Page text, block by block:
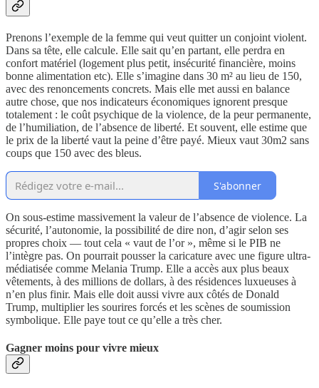
Prenons l’exemple de la femme qui veut quitter un conjoint violent.
Dans sa tête, elle calcule. Elle sait qu’en partant, elle perdra en
confort matériel (logement plus petit, insécurité financière, moins
bonne alimentation etc). Elle s’imagine dans 30 m² au lieu de 150,
avec des renoncements concrets. Mais elle met aussi en balance
autre chose, que nos indicateurs économiques ignorent presque
totalement : le coût psychique de la violence, de la peur permanente,
de l’humiliation, de l’absence de liberté. Et souvent, elle estime que
le prix de la liberté vaut la peine d’être payé. Mieux vaut 30m2 sans
coups que 150 avec des bleus.
S'abonner
On sous-estime massivement la valeur de l’absence de violence. La
sécurité, l’autonomie, la possibilité de dire non, d’agir selon ses
propres choix — tout cela « vaut de l’or », même si le PIB ne
l’intègre pas. On pourrait pousser la caricature avec une figure ultra-
médiatisée comme Melania Trump. Elle a accès aux plus beaux
vêtements, à des millions de dollars, à des résidences luxueuses à
n’en plus finir. Mais elle doit aussi vivre aux côtés de Donald
Trump, multiplier les sourires forcés et les scènes de soumission
symbolique. Elle paye tout ce qu’elle a très cher.
Gagner moins pour vivre mieux